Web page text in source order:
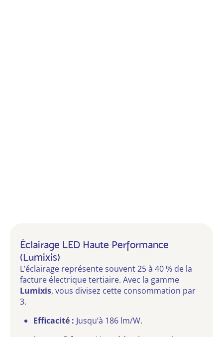
Éclairage LED Haute Performance
(Lumixis)
L’éclairage représente souvent 25 à 40 % de la
facture électrique tertiaire. Avec la gamme
Lumixis, vous divisez cette consommation par
3.
Efficacité : Jusqu’à 186 lm/W.